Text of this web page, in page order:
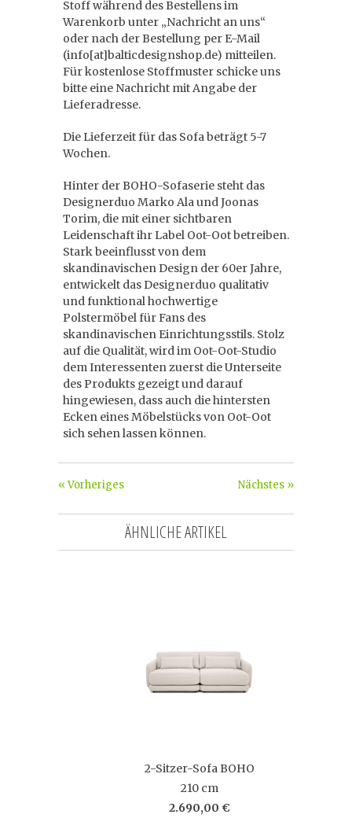
Stoff während des Bestellens im
Warenkorb unter „Nachricht an uns“
oder nach der Bestellung per E-Mail
(info[at]balticdesignshop.de) mitteilen.
Für kostenlose Stoffmuster schicke uns
bitte eine Nachricht mit Angabe der
Lieferadresse.
Die Lieferzeit für das Sofa beträgt 5-7
Wochen.
Hinter der BOHO-Sofaserie steht das
Designerduo Marko Ala und Joonas
Torim, die mit einer sichtbaren
Leidenschaft ihr Label Oot-Oot betreiben.
Stark beeinflusst von dem
skandinavischen Design der 60er Jahre,
entwickelt das Designerduo qualitativ
und funktional hochwertige
Polstermöbel für Fans des
skandinavischen Einrichtungsstils. Stolz
auf die Qualität, wird im Oot-Oot-Studio
dem Interessenten zuerst die Unterseite
des Produkts gezeigt und darauf
hingewiesen, dass auch die hintersten
Ecken eines Möbelstücks von Oot-Oot
sich sehen lassen können.
Nächstes »
« Vorheriges
ÄHNLICHE ARTIKEL
2-Sitzer-Sofa BOHO
210 cm
2.690,00 €